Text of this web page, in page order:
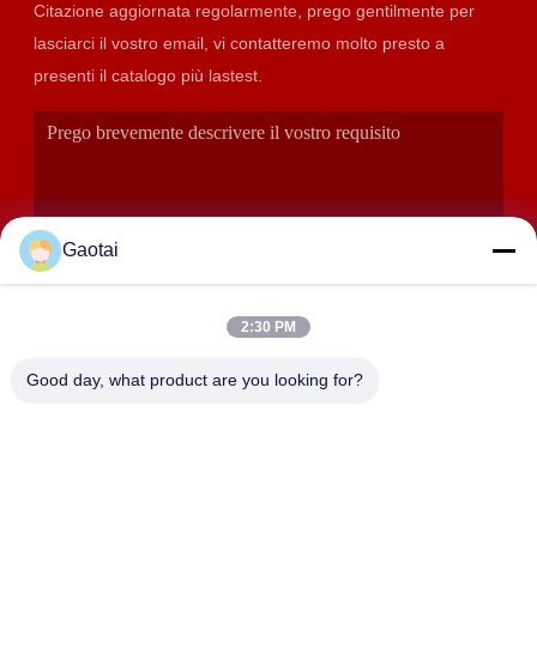
Citazione aggiornata regolarmente, prego gentilmente per
lasciarci il vostro email, vi contatteremo molto presto a
presenti il catalogo più lastest.
Gaotai
2:30 PM
Good day, what product are you looking for?